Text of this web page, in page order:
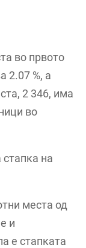
во првото
2.07 %, а
2 346, има
во
на
места од
и
е стапката